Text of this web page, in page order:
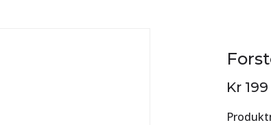
Kr 199